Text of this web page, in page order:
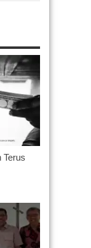
Terus